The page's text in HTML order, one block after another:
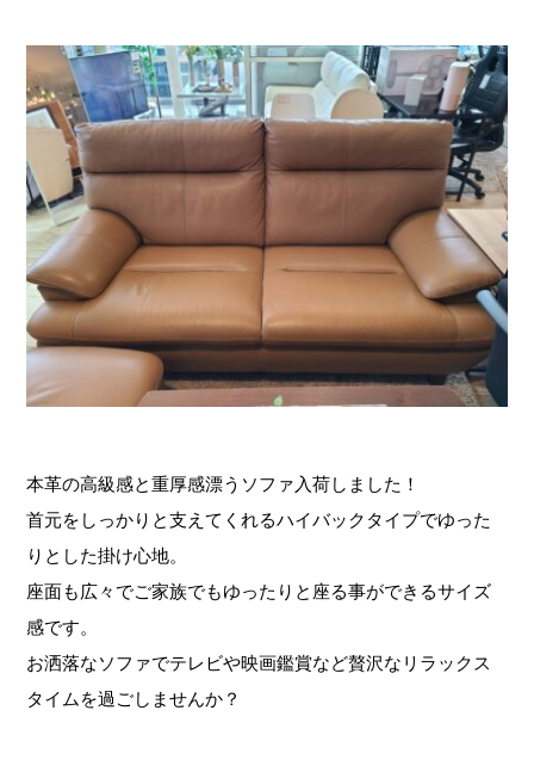
本革の高級感と重厚感漂うソファ入荷しました！
首元をしっかりと支えてくれるハイバックタイプでゆった
りとした掛け心地。
座面も広々でご家族でもゆったりと座る事ができるサイズ
感です。
お洒落なソファでテレビや映画鑑賞など贅沢なリラックス
タイムを過ごしませんか？